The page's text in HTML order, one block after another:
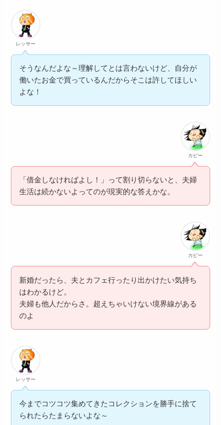
レッサー
そうなんだよな～理解してとは言わないけど、自分が
働いたお金で買っているんだからそこは許してほしい
よな！
カピー
「借金しなければよし！」って割り切らないと、夫婦
生活は続かないよってのが現実的な答えかな。
カピー
新婚だったら、夫とカフェ行ったり出かけたい気持ち
はわかるけど。
夫婦も他人だからさ。超えちゃいけない境界線がある
のよ
レッサー
今までコツコツ集めてきたコレクションを勝手に捨て
られたらたまらないよな～